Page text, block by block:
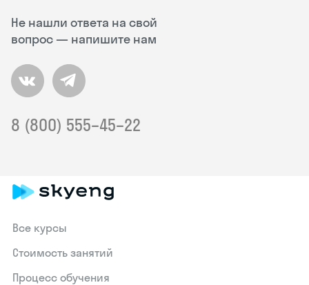
Не нашли ответа на свой
вопрос — напишите нам
8 (800) 555–45–22
Все курсы
Стоимость занятий
Процесс обучения